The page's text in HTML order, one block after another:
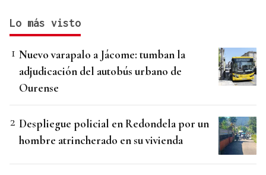
Lo más visto
Nuevo varapalo a Jácome: tumban la
adjudicación del autobús urbano de
Ourense
Despliegue policial en Redondela por un
hombre atrincherado en su vivienda